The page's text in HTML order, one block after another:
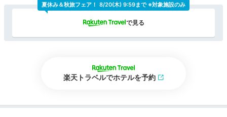
夏休み＆秋旅フェア！ 8/20(木) 9:59まで ※対象施設のみ
楽天トラベルでホテルを予約